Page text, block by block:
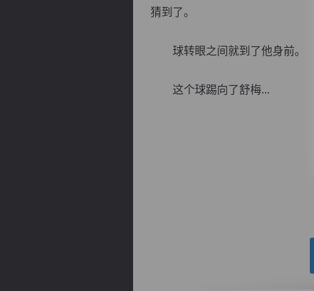
猜到了。
球转眼之间就到了他身前。
这个球踢向了舒梅...